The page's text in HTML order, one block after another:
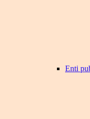
Enti